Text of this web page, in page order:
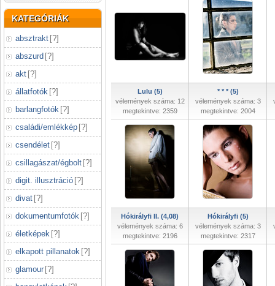
KATEGÓRIÁK
absztrakt [?]
abszurd [?]
akt [?]
állatfotók [?]
barlangfotók [?]
családi/emlékkép [?]
csendélet [?]
csillagászat/égbolt [?]
digit. illusztráció [?]
divat [?]
dokumentumfotók [?]
életképek [?]
elkapott pillanatok [?]
glamour [?]
Lulu (5)
vélemények száma: 12
megtekintve: 2359
* * * (5)
vélemények száma: 3
megtekintve: 2004
Hókirályfi II. (4,08)
vélemények száma: 6
megtekintve: 2196
Hókirályfi (5)
vélemények száma: 3
megtekintve: 2317